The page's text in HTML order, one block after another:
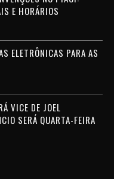
E HORÁRIOS
ELETRÔNICAS PARA AS
VICE DE JOEL
SERÁ QUARTA-FEIRA